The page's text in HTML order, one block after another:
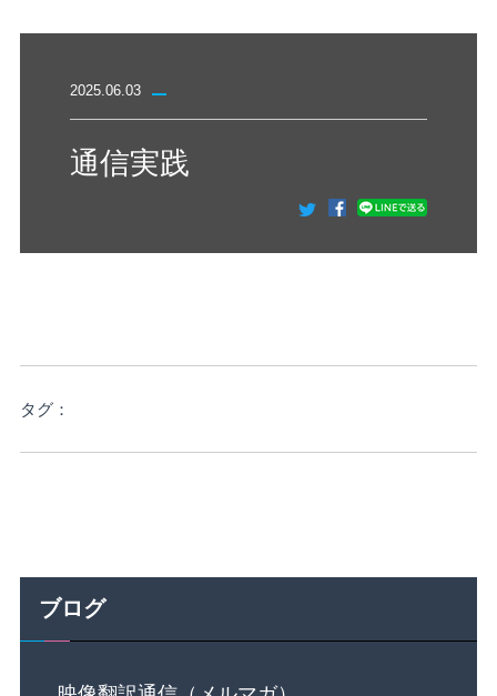
2025.06.03
通信実践
タグ：
ブログ